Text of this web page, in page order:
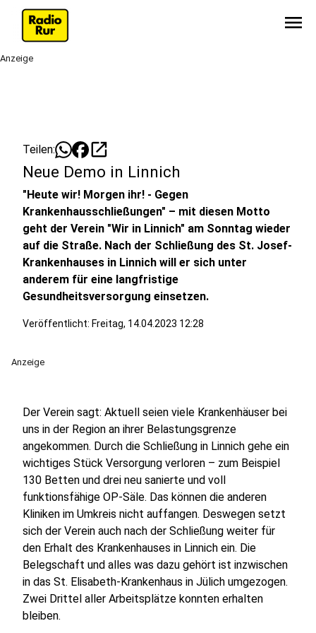
menu
Anzeige
Teilen: open_in_new
Neue Demo in Linnich
"Heute wir! Morgen ihr! - Gegen
Krankenhausschließungen" – mit diesen Motto
geht der Verein "Wir in Linnich" am Sonntag wieder
auf die Straße. Nach der Schließung des St. Josef-
Krankenhauses in Linnich will er sich unter
anderem für eine langfristige
Gesundheitsversorgung einsetzen.
Veröffentlicht: Freitag, 14.04.2023 12:28
Anzeige
Der Verein sagt: Aktuell seien viele Krankenhäuser bei
uns in der Region an ihrer Belastungsgrenze
angekommen. Durch die Schließung in Linnich gehe ein
wichtiges Stück Versorgung verloren – zum Beispiel
130 Betten und drei neu sanierte und voll
funktionsfähige OP-Säle. Das können die anderen
Kliniken im Umkreis nicht auffangen. Deswegen setzt
sich der Verein auch nach der Schließung weiter für
den Erhalt des Krankenhauses in Linnich ein. Die
Belegschaft und alles was dazu gehört ist inzwischen
in das St. Elisabeth-Krankenhaus in Jülich umgezogen.
Zwei Drittel aller Arbeitsplätze konnten erhalten
bleiben.